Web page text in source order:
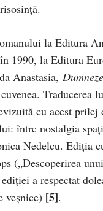
la Editura
1990, la Editura
Anastasia,
Traducerea
cu acest
între nostalgia
Nedelcu. Ediţia
(„Descoperirea
a respectat
veşnice) [5].